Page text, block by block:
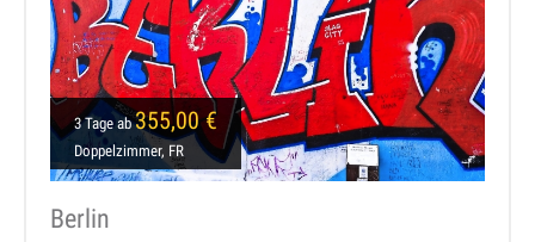
3 Tage ab355,00 €
Doppelzimmer, FR
Berlin